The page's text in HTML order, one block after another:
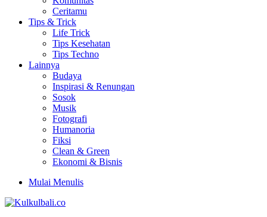
Ceritamu
Tips & Trick
Life Trick
Tips Kesehatan
Tips Techno
Lainnya
Budaya
Inspirasi & Renungan
Sosok
Musik
Fotografi
Humanoria
Fiksi
Clean & Green
Ekonomi & Bisnis
Mulai Menulis